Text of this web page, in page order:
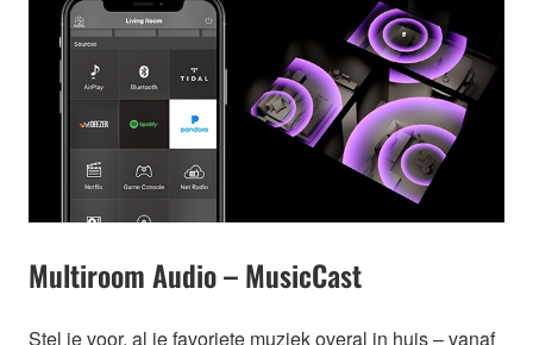
Multiroom Audio – MusicCast
Stel je voor, al je favoriete muziek overal in huis – vanaf